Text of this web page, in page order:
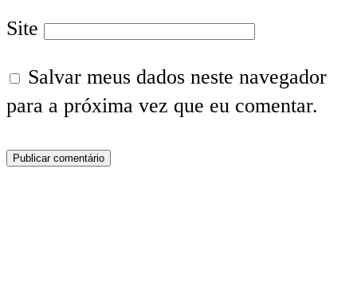
Site
Salvar meus dados neste navegador
para a próxima vez que eu comentar.